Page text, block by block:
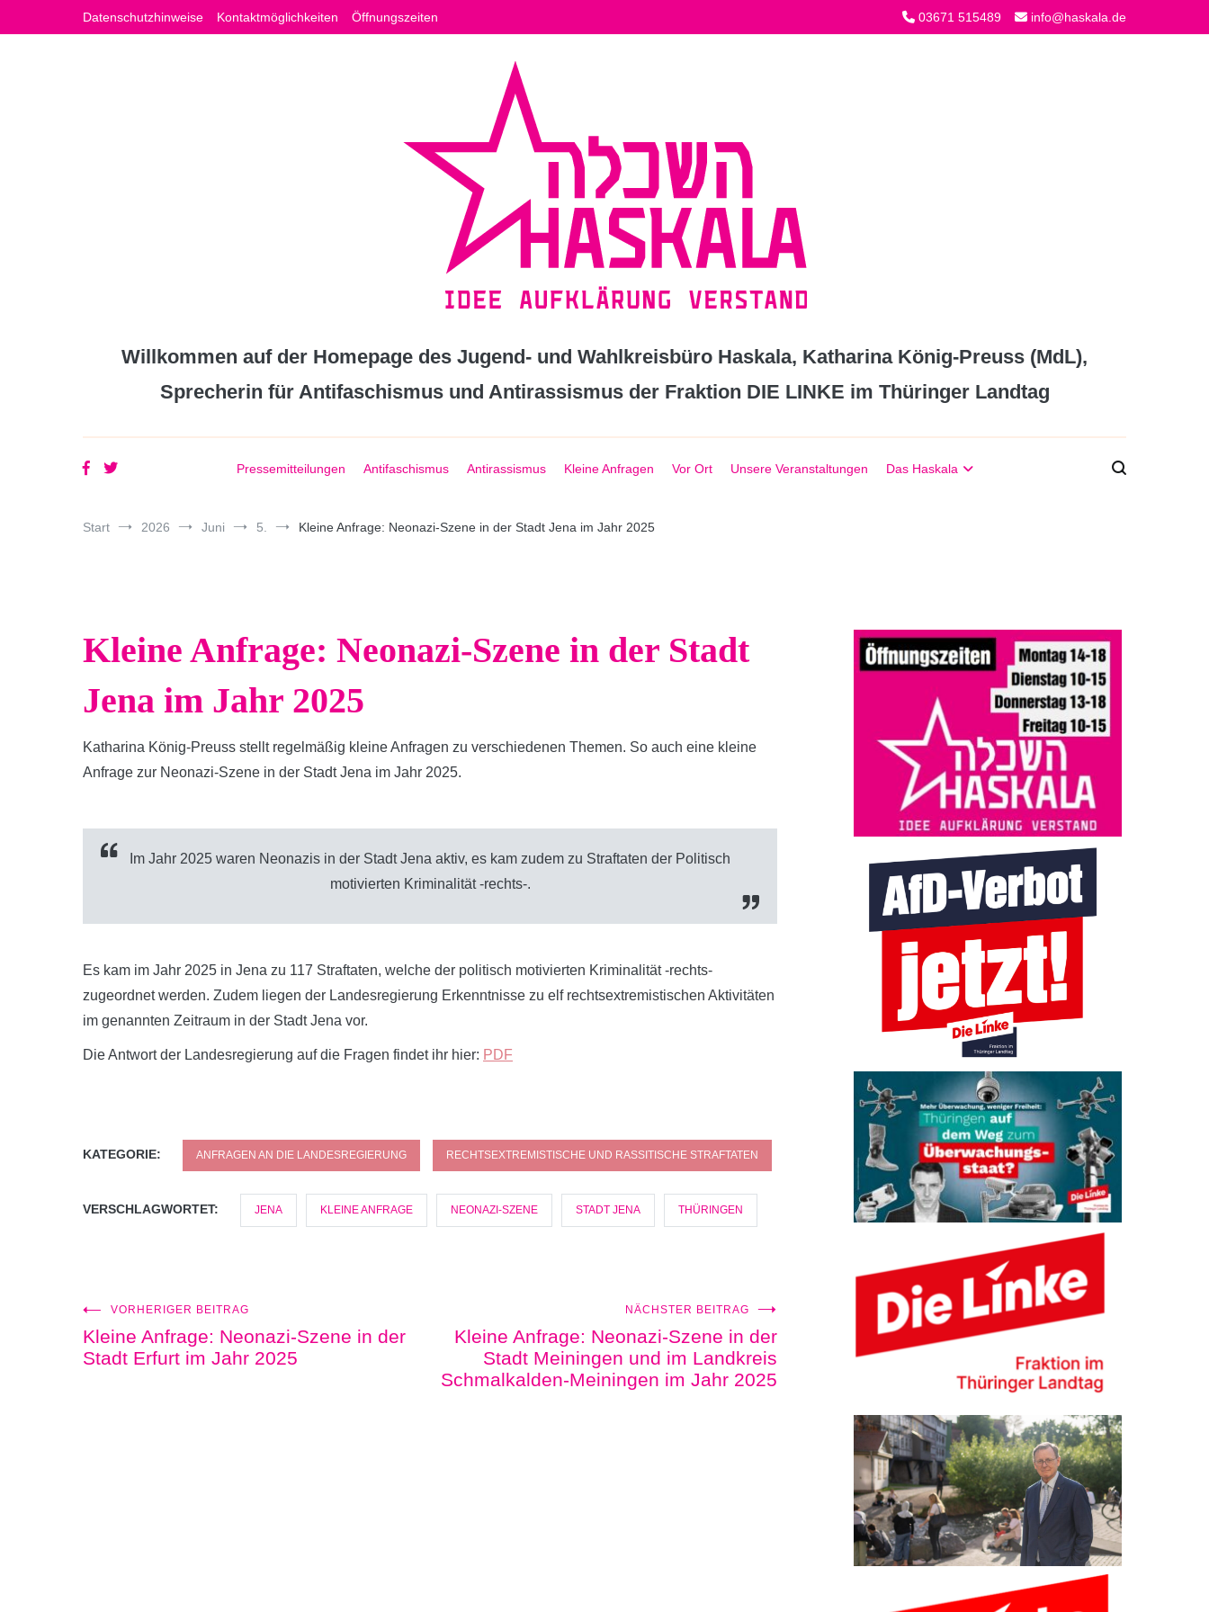
springen
Datenschutzhinweise Kontaktmöglichkeiten Öffnungszeiten 03671 515489 info@haskala.de
Willkommen auf der Homepage des Jugend- und Wahlkreisbüro Haskala, Katharina König-Preuss (MdL),
Sprecherin für Antifaschismus und Antirassismus der Fraktion DIE LINKE im Thüringer Landtag
Pressemitteilungen Antifaschismus Antirassismus Kleine Anfragen Vor Ort Unsere Veranstaltungen Das Haskala
Start 2026 Juni 5. Kleine Anfrage: Neonazi-Szene in der Stadt Jena im Jahr 2025
Kleine Anfrage: Neonazi-Szene in der Stadt
Jena im Jahr 2025
Katharina König-Preuss stellt regelmäßig kleine Anfragen zu verschiedenen Themen. So auch eine kleine
Anfrage zur Neonazi-Szene in der Stadt Jena im Jahr 2025.
Im Jahr 2025 waren Neonazis in der Stadt Jena aktiv, es kam zudem zu Straftaten der Politisch
motivierten Kriminalität -rechts-.
Es kam im Jahr 2025 in Jena zu 117 Straftaten, welche der politisch motivierten Kriminalität -rechts-
zugeordnet werden. Zudem liegen der Landesregierung Erkenntnisse zu elf rechtsextremistischen Aktivitäten
im genannten Zeitraum in der Stadt Jena vor.
Die Antwort der Landesregierung auf die Fragen findet ihr hier: PDF
KATEGORIE: ANFRAGEN AN DIE LANDESREGIERUNG RECHTSEXTREMISTISCHE UND RASSITISCHE STRAFTATEN
VERSCHLAGWORTET: JENA KLEINE ANFRAGE NEONAZI-SZENE STADT JENA THÜRINGEN
Beitragsnavigation
VORHERIGER BEITRAG
Kleine Anfrage: Neonazi-Szene in der
Stadt Erfurt im Jahr 2025
NÄCHSTER BEITRAG
Kleine Anfrage: Neonazi-Szene in der
Stadt Meiningen und im Landkreis
Schmalkalden-Meiningen im Jahr 2025